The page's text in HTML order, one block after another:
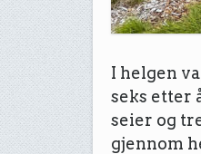
I helgen
seks etter
seier og
gjennom